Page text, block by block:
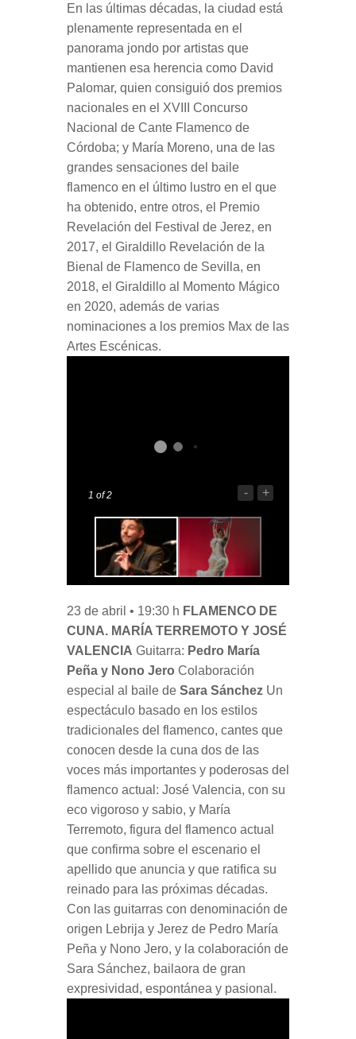
En las últimas décadas, la ciudad está
plenamente representada en el
panorama jondo por artistas que
mantienen esa herencia como David
Palomar, quien consiguió dos premios
nacionales en el XVIII Concurso
Nacional de Cante Flamenco de
Córdoba; y María Moreno, una de las
grandes sensaciones del baile
flamenco en el último lustro en el que
ha obtenido, entre otros, el Premio
Revelación del Festival de Jerez, en
2017, el Giraldillo Revelación de la
Bienal de Flamenco de Sevilla, en
2018, el Giraldillo al Momento Mágico
en 2020, además de varias
nominaciones a los premios Max de las
Artes Escénicas.
1 of 2 - +
23 de abril • 19:30 h FLAMENCO DE
CUNA. MARÍA TERREMOTO Y JOSÉ
VALENCIA Guitarra: Pedro María
Peña y Nono Jero Colaboración
especial al baile de Sara Sánchez Un
espectáculo basado en los estilos
tradicionales del flamenco, cantes que
conocen desde la cuna dos de las
voces más importantes y poderosas del
flamenco actual: José Valencia, con su
eco vigoroso y sabio, y María
Terremoto, figura del flamenco actual
que confirma sobre el escenario el
apellido que anuncia y que ratifica su
reinado para las próximas décadas.
Con las guitarras con denominación de
origen Lebrija y Jerez de Pedro María
Peña y Nono Jero, y la colaboración de
Sara Sánchez, bailaora de gran
expresividad, espontánea y pasional.